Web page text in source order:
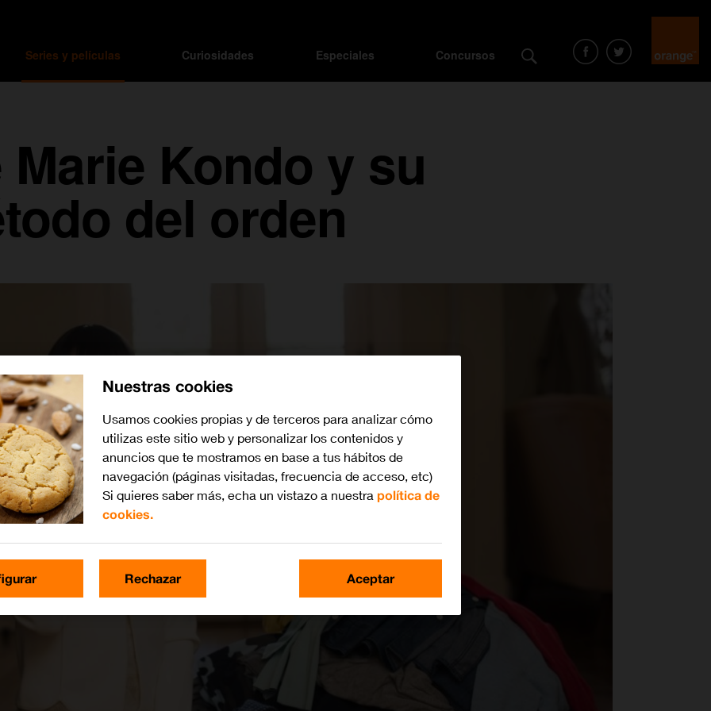
Series y películas Curiosidades Especiales Concursos
Kondo y su
del orden
Nuestras cookies
Usamos cookies propias y de terceros para analizar cómo
utilizas este sitio web y personalizar los contenidos y
anuncios que te mostramos en base a tus hábitos de
navegación (páginas visitadas, frecuencia de acceso, etc)
Si quieres saber más, echa un vistazo a nuestra política de
cookies.
Rechazar Aceptar